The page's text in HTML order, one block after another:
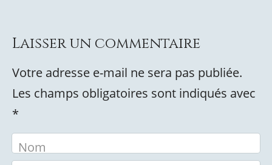
Laisser un commentaire
Votre adresse e-mail ne sera pas publiée.
Les champs obligatoires sont indiqués avec
*
Nom